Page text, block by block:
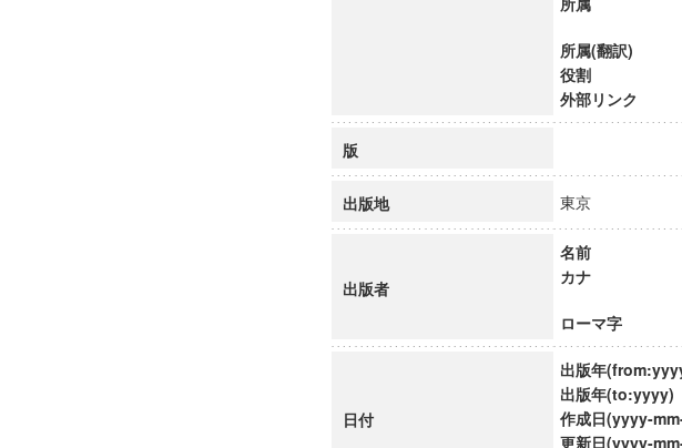
慶應義塾大学グローバルCOEプログラム論理と感性の先端的教育研究拠点
所属(翻訳)
役割
外部リンク
版
出版地 東京
出版者
名前
カナ
ローマ字
日付
出版年
出版年(to:yyyy)
作成日(yyyy-
更新日(yyyy-